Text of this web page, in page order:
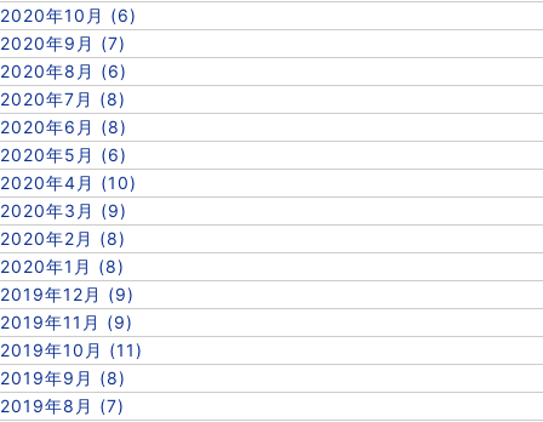
2020年10月 (6)
2020年9月 (7)
2020年8月 (6)
2020年7月 (8)
2020年6月 (8)
2020年5月 (6)
2020年4月 (10)
2020年3月 (9)
2020年2月 (8)
2020年1月 (8)
2019年12月 (9)
2019年11月 (9)
2019年10月 (11)
2019年9月 (8)
2019年8月 (7)